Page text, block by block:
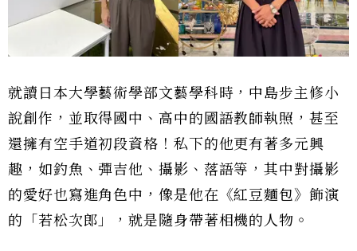
就讀日本大學藝術學部文藝學科時，中島步主修小
說創作，並取得國中、高中的國語教師執照，甚至
還擁有空手道初段資格！私下的他更有著多元興
趣，如釣魚、彈吉他、攝影、落語等，其中對攝影
的愛好也寫進角色中，像是他在《紅豆麵包》飾演
的「若松次郎」，就是隨身帶著相機的人物。